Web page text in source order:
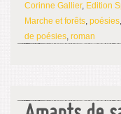
Corinne Gallier, Edition
Marche et forêts, poésies,
de poésies, roman